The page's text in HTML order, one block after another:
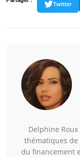
Twitter
Delphine
thématiques de
du financement